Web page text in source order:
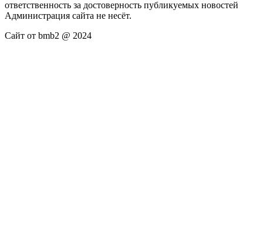
ответственность за достоверность публикуемых новостей
Администрация сайта не несёт.
Сайт от bmb2 @ 2024